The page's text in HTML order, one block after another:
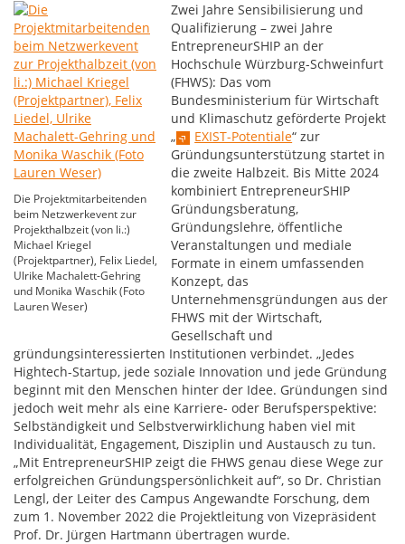
Die Projektmitarbeitenden
beim Netzwerkevent zur
Projekthalbzeit (von li.:)
Michael Kriegel
(Projektpartner), Felix Liedel,
Ulrike Machalett-Gehring
und Monika Waschik (Foto
Lauren Weser)
Zwei Jahre Sensibilisierung und
Qualifizierung – zwei Jahre
EntrepreneurSHIP an der
Hochschule Würzburg-Schweinfurt
(FHWS): Das vom
Bundesministerium für Wirtschaft
und Klimaschutz geförderte Projekt
„
EXIST-Potentiale“ zur
Gründungsunterstützung startet in
die zweite Halbzeit. Bis Mitte 2024
kombiniert EntrepreneurSHIP
Gründungsberatung,
Gründungslehre, öffentliche
Veranstaltungen und mediale
Formate in einem umfassenden
Konzept, das
Unternehmensgründungen aus der
FHWS mit der Wirtschaft,
Gesellschaft und
gründungsinteressierten Institutionen verbindet. „Jedes
Hightech-Startup, jede soziale Innovation und jede Gründung
beginnt mit den Menschen hinter der Idee. Gründungen sind
jedoch weit mehr als eine Karriere- oder Berufsperspektive:
Selbständigkeit und Selbstverwirklichung haben viel mit
Individualität, Engagement, Disziplin und Austausch zu tun.
„Mit EntrepreneurSHIP zeigt die FHWS genau diese Wege zur
erfolgreichen Gründungspersönlichkeit auf“, so Dr. Christian
Lengl, der Leiter des Campus Angewandte Forschung, dem
zum 1. November 2022 die Projektleitung von Vizepräsident
Prof. Dr. Jürgen Hartmann übertragen wurde.